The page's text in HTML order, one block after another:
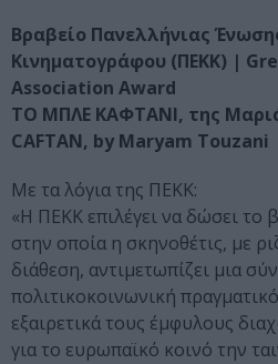
Βραβείο Πανελλήνιας
Κινηματογράφου (ΠΕΚΚ) |
Association Award
ΤΟ ΜΠΛΕ ΚΑΦΤΑΝΙ, της
CAFTAN, by Maryam Touzani
Με τα λόγια της ΠΕΚΚ:
«Η ΠΕΚΚ επιλέγει να δώσει το
στην οποία η σκηνοθέτις, με
διάθεση, αντιμετωπίζει μια
πολιτικοκοινωνική
εξαιρετικά τους έμφυλους
για το ευρωπαϊκό κοινό την